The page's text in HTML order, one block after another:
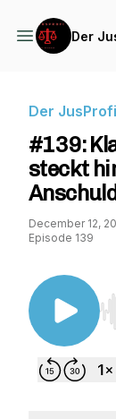
Der
Der
#139:
steckt
December 12,
Episode 139